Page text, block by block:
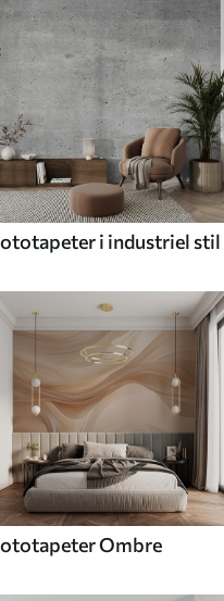
i industriel stil
Ombre